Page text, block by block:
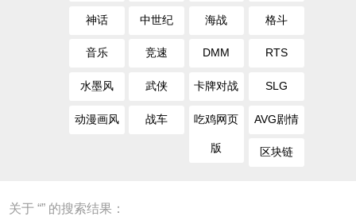
神话 中世纪 海战 格斗
音乐 竞速 DMM RTS
水墨风 武侠 卡牌对战 SLG
动漫画风 战车 吃鸡网页
版
AVG剧情
区块链
关于 “” 的搜索结果：